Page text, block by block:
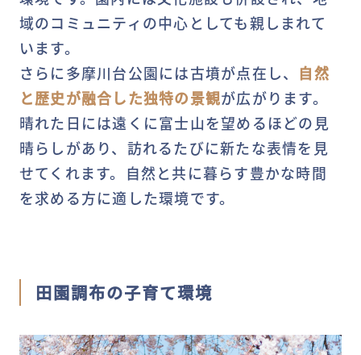
域のコミュニティの中心としても親しまれて
います。
さらに多摩川台公園には古墳が点在し、 自然
と歴史が融合した独特の景観が広がります。
晴れた日には遠くに富士山を望めるほどの見
晴らしがあり、訪れるたびに新たな表情を見
せてくれます。自然と共に暮らす豊かな時間
を求める方に適した環境です。
田園調布の子育て環境